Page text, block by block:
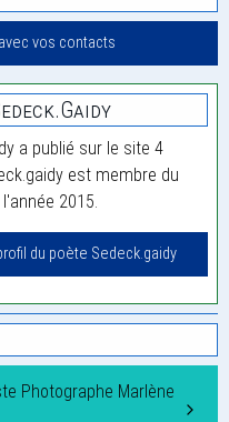
vos contacts
a publié sur le site 4
est membre du
2015.
du poète Sedeck.gaidy
Photographe Marlène